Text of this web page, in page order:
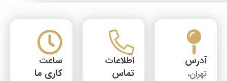
آدرس
تهران،
اطلاعات
تماس
ساعت
کاری ما